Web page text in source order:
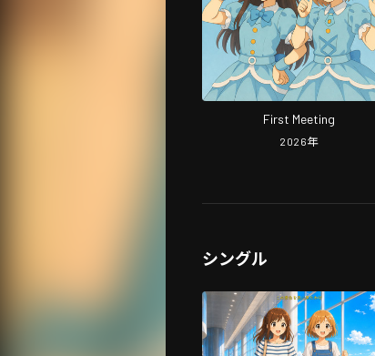
First Meeting
2026年
シングル